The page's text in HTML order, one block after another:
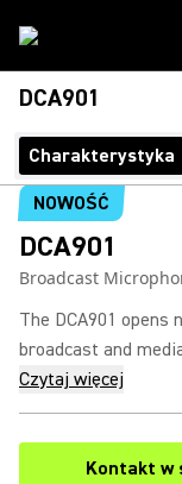
DCA901
Charakterystyka
NOWOŚĆ
DCA901
Broadcast
The DCA901
broadcast and
Czytaj więcej
Kontakt w